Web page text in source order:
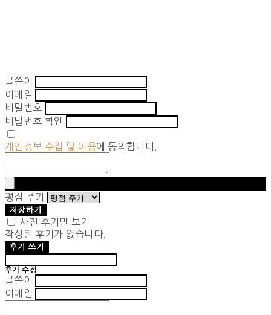
글쓴이
이메일
비밀번호
비밀번호 확인
개인정보 수집 및 이용에 동의합니다.
평점 주기
저장하기
사진 후기만 보기
작성된 후기가 없습니다.
후기 쓰기
후기 수정
글쓴이
이메일